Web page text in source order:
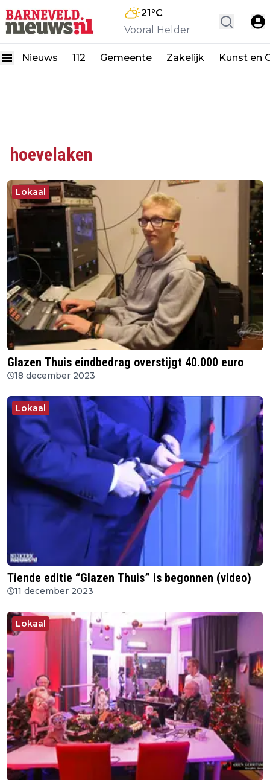
21°C
Vooral Helder
Nieuws 112 Gemeente Zakelijk Kunst en
hoevelaken
Lokaal
Glazen Thuis eindbedrag overstijgt 40.000 euro
18 december 2023
Lokaal
Tiende editie “Glazen Thuis” is begonnen (video)
11 december 2023
Lokaal